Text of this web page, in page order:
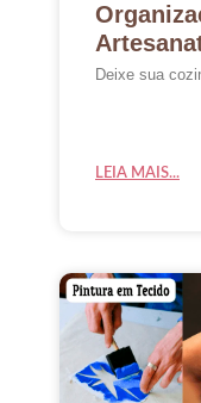
Deixe sua
LEIA MAIS...